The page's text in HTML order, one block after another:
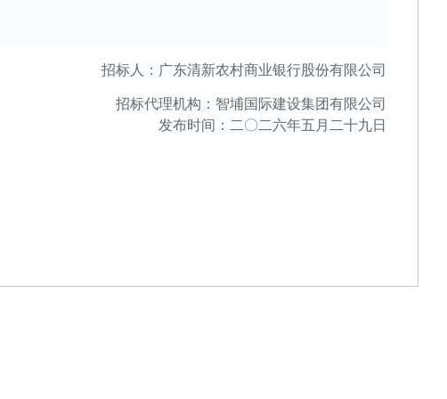
招标人 ： 广东清新农村商业银行股份有限公司
招标代理机构 ： 智埔国际建设集团有限公司
发布时间：二〇二六年五 月 二十九日